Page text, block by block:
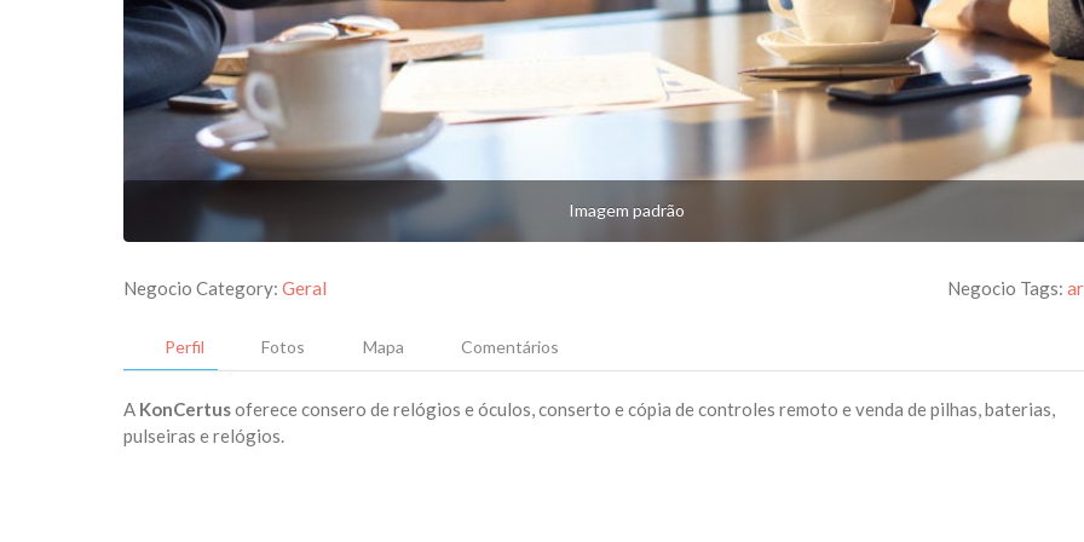
Imagem padrão
Negocio Category: Geral Negocio Tags:
Perfil Fotos Mapa Comentários
A KonCertusoferece consero de relógios e óculos, conserto e cópia de controles remoto e venda de pilhas, baterias,
pulseiras e relógios.